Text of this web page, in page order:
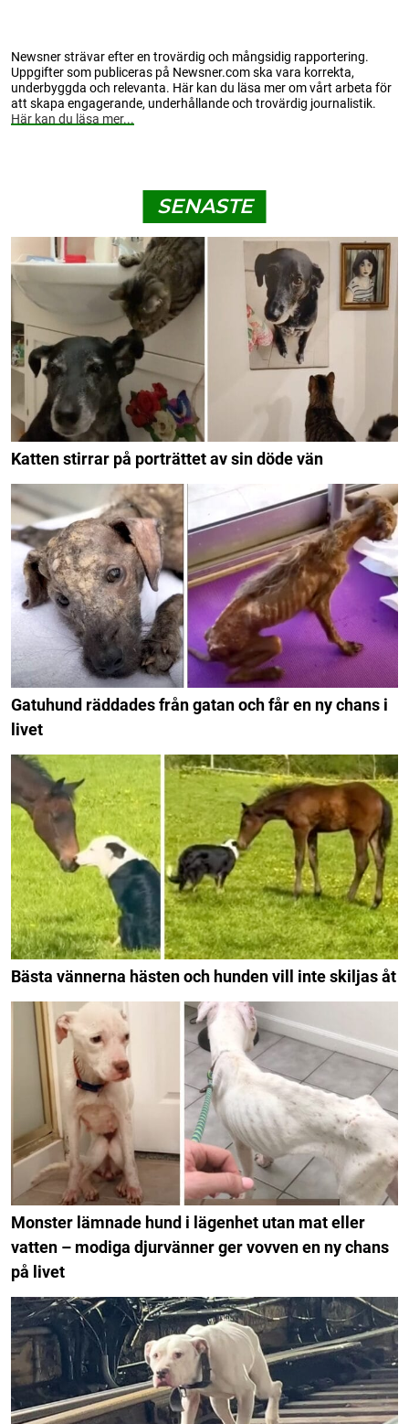
Newsner strävar efter en trovärdig och mångsidig rapportering.
Uppgifter som publiceras på Newsner.com ska vara korrekta,
underbyggda och relevanta. Här kan du läsa mer om vårt arbeta för
att skapa engagerande, underhållande och trovärdig journalistik.
Här kan du läsa mer...
SENASTE
Katten stirrar på porträttet av sin döde vän
Gatuhund räddades från gatan och får en ny chans i
livet
Bästa vännerna hästen och hunden vill inte skiljas åt
Monster lämnade hund i lägenhet utan mat eller
vatten – modiga djurvänner ger vovven en ny chans
på livet